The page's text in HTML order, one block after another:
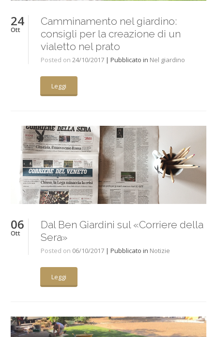
24
Ott
Camminamento nel giardino:
consigli per la creazione di un
vialetto nel prato
Posted on24/10/2017 | Pubblicato in Nel giardino
Leggi
06
Ott
Dal Ben Giardini sul «Corriere della
Sera»
Posted on 06/10/2017 | Pubblicato in Notizie
Leggi